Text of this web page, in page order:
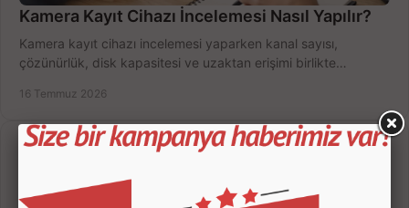
Kamera Kayıt Cihazı İncelemesi Nasıl Yapılır?
Kamera kayıt cihazı incelemesi yaparken kanal sayısı,
çözünürlük, disk kapasitesi ve uzaktan erişimi birlikte
16 Temmuz 2026